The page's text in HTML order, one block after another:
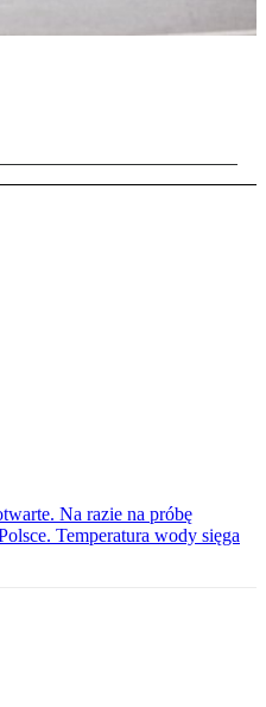
Na razie na próbę
Temperatura wody sięga